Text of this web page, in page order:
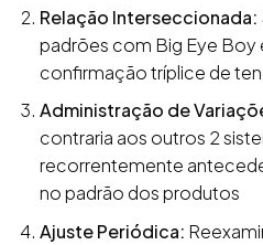
Relação Interseccionada:
padrões com Big Eye Boy
confirmação tríplice de
Administração de
contraria aos outros 2
recorrentemente
no padrão dos produtos
Ajuste Periódica: